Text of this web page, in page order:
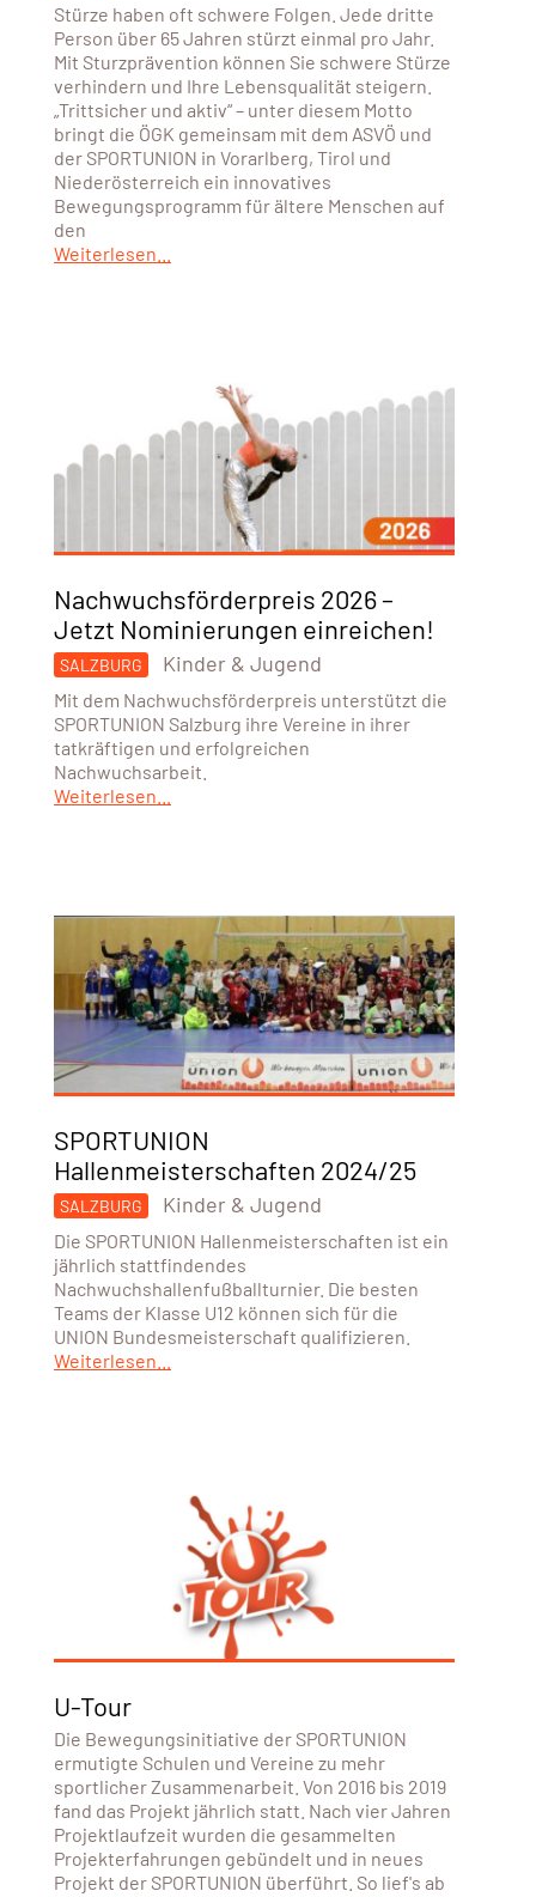
Stürze haben oft schwere Folgen. Jede dritte
Person über 65 Jahren stürzt einmal pro Jahr.
Mit Sturzprävention können Sie schwere Stürze
verhindern und Ihre Lebensqualität steigern.
„Trittsicher und aktiv“ – unter diesem Motto
bringt die ÖGK gemeinsam mit dem ASVÖ und
der SPORTUNION in Vorarlberg, Tirol und
Niederösterreich ein innovatives
Bewegungsprogramm für ältere Menschen auf
den
Weiterlesen...
Nachwuchsförderpreis 2026 –
Jetzt Nominierungen einreichen!
SALZBURG Kinder & Jugend
Mit dem Nachwuchsförderpreis unterstützt die
SPORTUNION Salzburg ihre Vereine in ihrer
tatkräftigen und erfolgreichen
Nachwuchsarbeit.
Weiterlesen...
SPORTUNION
Hallenmeisterschaften 2024/25
SALZBURG Kinder & Jugend
Die SPORTUNION Hallenmeisterschaften ist ein
jährlich stattfindendes
Nachwuchshallenfußballturnier. Die besten
Teams der Klasse U12 können sich für die
UNION Bundesmeisterschaft qualifizieren.
Weiterlesen...
U-Tour
Die Bewegungsinitiative der SPORTUNION
ermutigte Schulen und Vereine zu mehr
sportlicher Zusammenarbeit. Von 2016 bis 2019
fand das Projekt jährlich statt. Nach vier Jahren
Projektlaufzeit wurden die gesammelten
Projekterfahrungen gebündelt und in neues
Projekt der SPORTUNION überführt. So lief's ab